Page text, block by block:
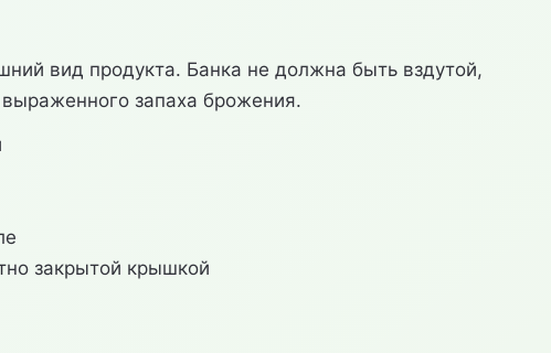
вид продукта. Банка не должна быть вздутой,
запаха брожения.
закрытой крышкой